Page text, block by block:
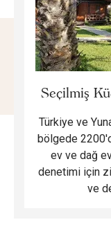
Seçilmiş
Türkiye ve
bölgede
ev ve dağ
denetimi için
ve